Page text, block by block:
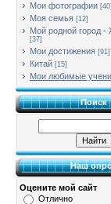
Мои фотографии [40]
Моя семья [12]
Мой родной город -
[37]
Мои достижения [91]
Китай [15]
Мои любимые
Поиск
Наш
Оцените мой сайт
Отлично